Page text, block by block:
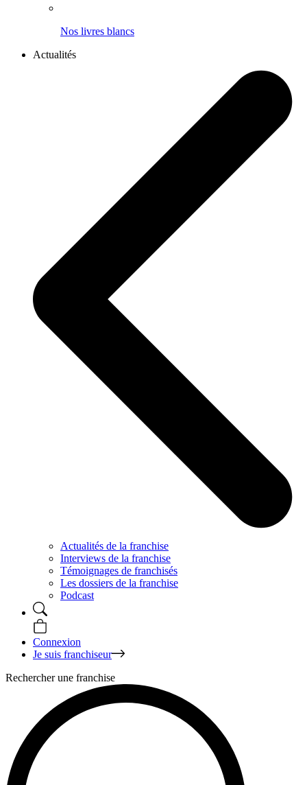
Nos livres blancs
Actualités
Actualités de la franchise
Interviews de la franchise
Témoignages de franchisés
Les dossiers de la franchise
Podcast
Connexion
Je suis franchiseur
Rechercher une franchise